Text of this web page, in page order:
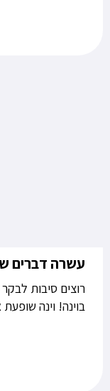
עשרה דברים
בוינה! וינה